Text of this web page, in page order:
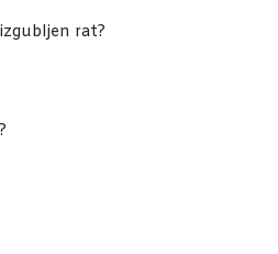
rat?